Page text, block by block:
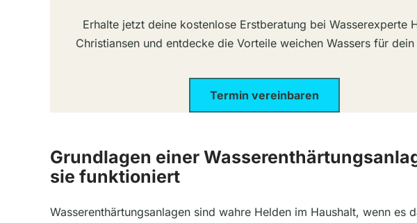
Erhalte jetzt deine kostenlose Erstberatung bei Wasserexperte
Christiansen und entdecke die Vorteile weichen Wassers für dein
Termin vereinbaren
Grundlagen einer
sie funktioniert
Wasserenthärtungsanlagen sind wahre Helden im Haushalt, wenn es